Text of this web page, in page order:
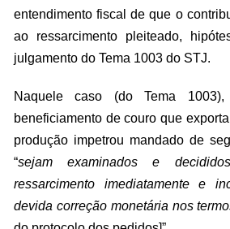
entendimento fiscal de que o
ao ressarcimento pleiteado,
julgamento do Tema 1003 do STJ.
Naquele caso (do Tema
beneficiamento de couro que
produção impetrou mandado de
“sejam examinados e
ressarcimento imediatamente e
devida correção monetária nos